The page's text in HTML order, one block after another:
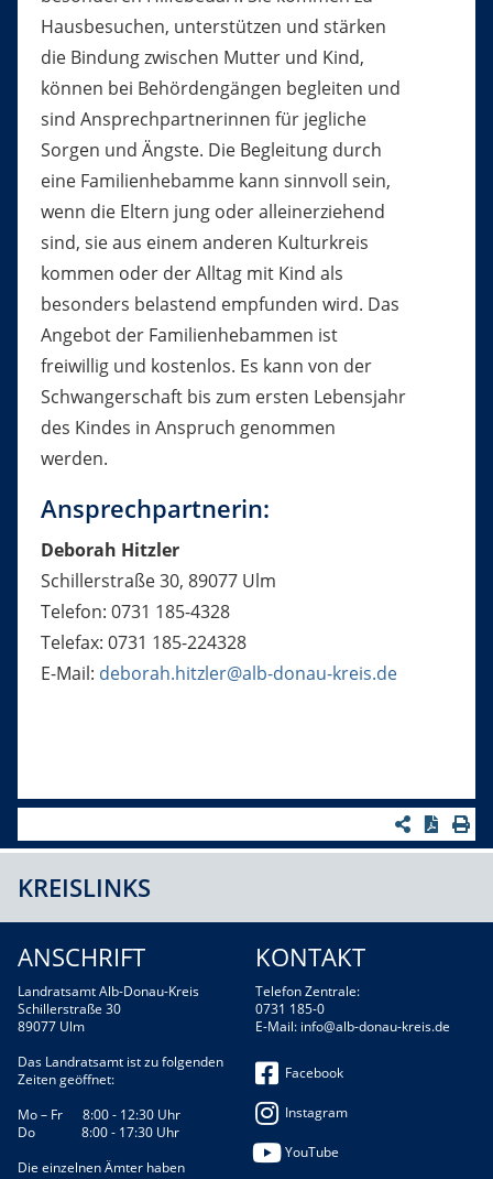
Hausbesuchen, unterstützen und stärken
die Bindung zwischen Mutter und Kind,
können bei Behördengängen begleiten und
sind Ansprechpartnerinnen für jegliche
Sorgen und Ängste. Die Begleitung durch
eine Familienhebamme kann sinnvoll sein,
wenn die Eltern jung oder alleinerziehend
sind, sie aus einem anderen Kulturkreis
kommen oder der Alltag mit Kind als
besonders belastend empfunden wird. Das
Angebot der Familienhebammen ist
freiwillig und kostenlos. Es kann von der
Schwangerschaft bis zum ersten Lebensjahr
des Kindes in Anspruch genommen
werden.
Ansprechpartnerin:
Deborah Hitzler
Schillerstraße 30, 89077 Ulm
Telefon: 0731 185-4328
Telefax: 0731 185-224328
E-Mail: deborah.hitzler@alb-donau-kreis.de
KREISLINKS
ANSCHRIFT
Landratsamt Alb-Donau-Kreis
Schillerstraße 30
89077 Ulm
Das Landratsamt ist zu folgenden
Zeiten geöffnet:
Mo – Fr 8:00 - 12:30 Uhr
Do 8:00 - 17:30 Uhr
Die einzelnen Ämter haben
KONTAKT
Telefon Zentrale:
0731 185-0
E-Mail: info@alb-donau-kreis.de
Facebook
Instagram
YouTube